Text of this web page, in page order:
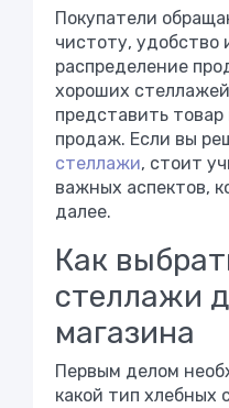
Покупатели
чистоту, удобство
распределение
хороших
представить
продаж. Если вы
стеллажи, стоит
важных аспектов,
далее.
Как
стеллажи
магазина
Первым делом
какой тип хлебных